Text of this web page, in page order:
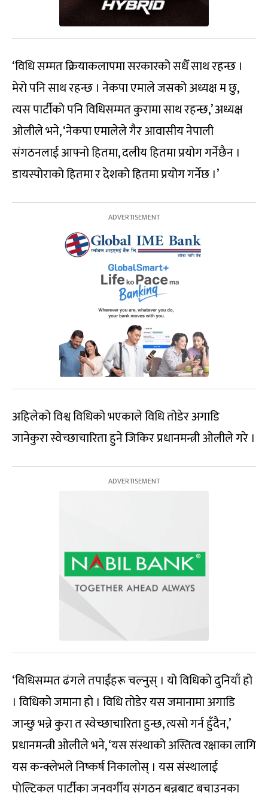
‘विधि सम्मत क्रियाकलापमा सरकारको सधैँ साथ रहन्छ ।
मेरो पनि साथ रहन्छ । नेकपा एमाले जसको अध्यक्ष म छु,
त्यस पार्टीको पनि विधिसम्मत कुरामा साथ रहन्छ,’ अध्यक्ष
ओलीले भने, ‘नेकपा एमालेले गैर आवासीय नेपाली
संगठनलाई आफ्नो हितमा, दलीय हितमा प्रयोग गर्नेछैन ।
डायस्पोराको हितमा र देशको हितमा प्रयोग गर्नेछ ।’
अहिलेको विश्व विधिको भएकाले विधि तोडेर अगाडि
जानेकुरा स्वेच्छाचारिता हुने जिकिर प्रधानमन्त्री ओलीले गरे ।
‘विधिसम्मत ढंगले तपाईंहरू चल्नुस् । यो विधिको दुनियाँ हो
। विधिको जमाना हो । विधि तोडेर यस जमानामा अगाडि
जान्छु भन्ने कुरा त स्वेच्छाचारिता हुन्छ, त्यसो गर्न हुँदैन,’
प्रधानमन्त्री ओलीले भने, ‘यस संस्थाको अस्तित्व रक्षाका लागि
यस कन्क्लेभले निष्कर्ष निकालोस् । यस संस्थालाई
पोल्टिकल पार्टीका जनवर्गीय संगठन बन्नबाट बचाउनका